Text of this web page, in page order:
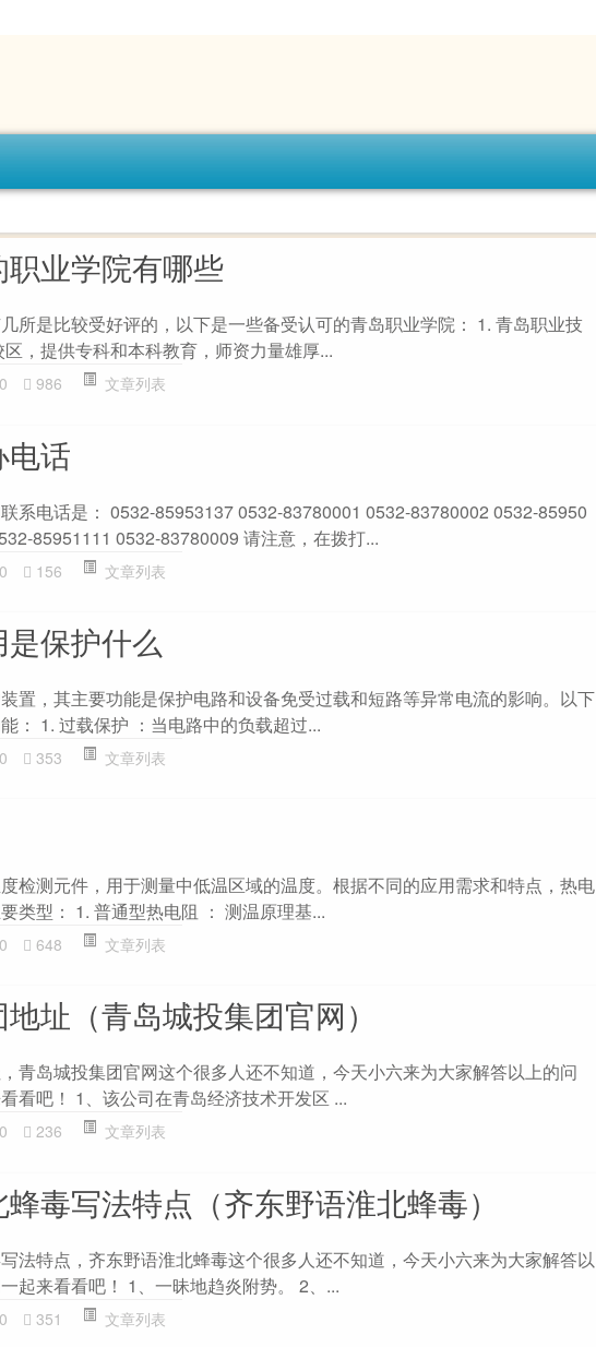
业学院有哪些
所是比较受好评的，以下是一些备受认可的青岛职业学院： 1. 青岛职业技
，提供专科和本科教育，师资力量雄厚...
0 986 文章列表
话
系电话是： 0532-85953137 0532-83780001 0532-83780002 0532-85950
85951111 0532-83780009 请注意，在拨打...
0 156 文章列表
保护什么
置，其主要功能是保护电路和设备免受过载和短路等异常电流的影响。以下
： 1. 过载保护 ：当电路中的负载超过...
0 353 文章列表
检测元件，用于测量中低温区域的温度。根据不同的应用需求和特点，热电
类型： 1. 普通型热电阻 ： 测温原理基...
0 648 文章列表
址（青岛城投集团官网）
青岛城投集团官网这个很多人还不知道，今天小六来为大家解答以上的问
看吧！ 1、该公司在青岛经济技术开发区 ...
0 236 文章列表
毒写法特点（齐东野语淮北蜂毒）
法特点，齐东野语淮北蜂毒这个很多人还不知道，今天小六来为大家解答以
起来看看吧！ 1、一昧地趋炎附势。 2、...
0 351 文章列表